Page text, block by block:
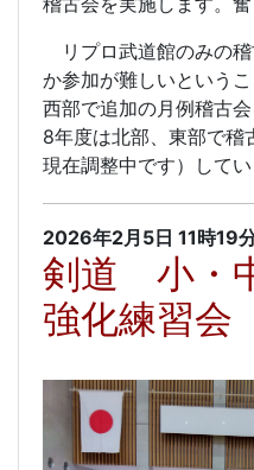
リプロ武道館のみの
か参加が難しいという
西部で追加の月例稽古
8年度は北部、東部で稽
現在調整中です）してい
2026年2月5日 11時19
剣道 小・
強化練習会